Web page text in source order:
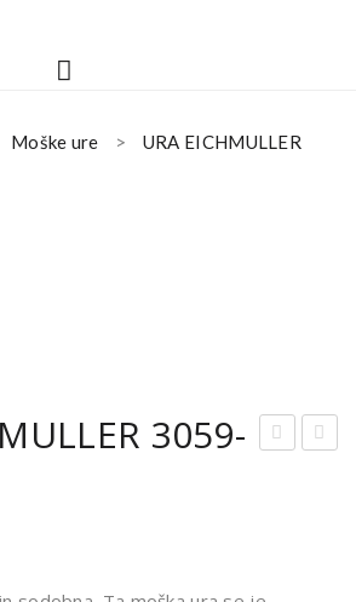
Moške ure
URA EICHMULLER
3059-